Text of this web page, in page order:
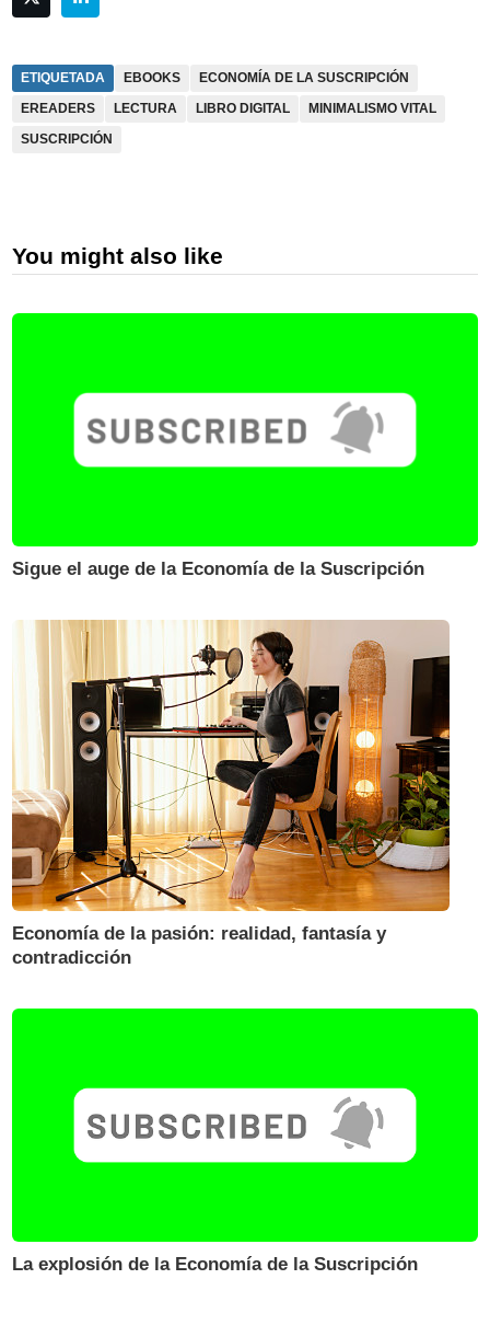
ETIQUETADA EBOOKS
ECONOMÍA DE LA SUSCRIPCIÓN
EREADERS
LECTURA LIBRO DIGITAL
MINIMALISMO VITAL
SUSCRIPCIÓN
You might also like
Sigue el auge de la Economía de la Suscripción
Economía de la pasión: realidad, fantasía y
contradicción
La explosión de la Economía de la Suscripción